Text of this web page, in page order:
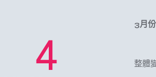
4 3月
整體